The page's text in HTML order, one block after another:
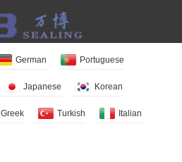
German Portuguese
Japanese Korean
Greek Turkish Italian